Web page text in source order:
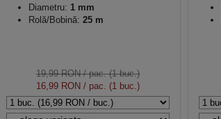
Diametru: 1 mm
Rolă/Bobină: 25 m
19,99 RON/ pac. (1 buc.)
16,99 RON/ pac. (1 buc.)